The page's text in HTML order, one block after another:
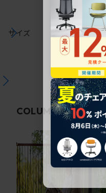
サイズ
COLUMN関連コラム